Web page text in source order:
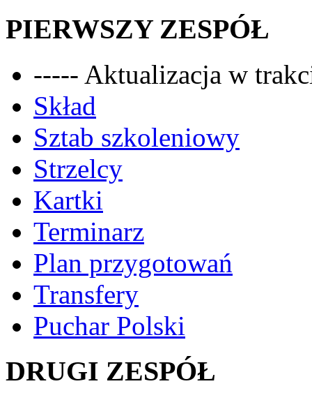
PIERWSZY ZESPÓŁ
----- Aktualizacja w
Skład
Sztab szkoleniowy
Strzelcy
Kartki
Terminarz
Plan przygotowań
Transfery
Puchar Polski
DRUGI ZESPÓŁ